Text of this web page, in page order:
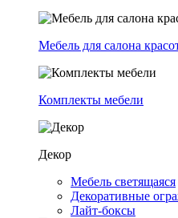
Мебель для салона
Комплекты мебели
Декор
Мебель светящаяся
Декоративные
Лайт-боксы